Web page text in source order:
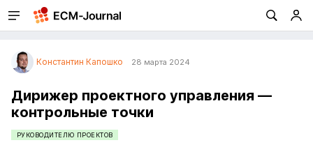
Константин Капошко 28 марта 2024
Дирижер проектного управления —
контрольные точки
РУКОВОДИТЕЛЮ ПРОЕКТОВ